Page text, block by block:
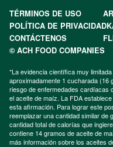
TÉRMINOS DE USO
POLÍTICA DE PRIVACIDAD
CONTÁCTENOS
© ACH FOOD COMPANIES
*La evidencia científica muy
aproximadamente 1 cucharada (16
riesgo de enfermedades cardíacas
el aceite de maíz. La FDA
esta afirmación. Para lograr este
reemplazar una cantidad similar de
cantidad total de calorías que
contiene 14 gramos de aceite de
más información sobre los aceites